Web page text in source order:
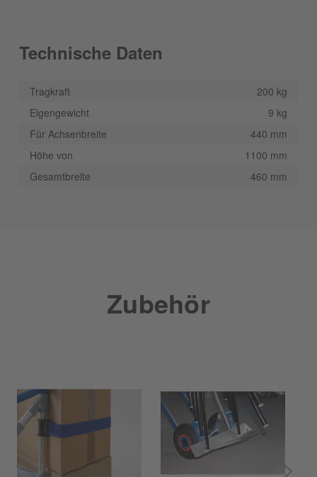
Technische Daten
Tragkraft
200 kg
Eigengewicht
9 kg
Für Achsenbreite
440 mm
Höhe von
1100 mm
Gesamtbreite
460 mm
Zubehör